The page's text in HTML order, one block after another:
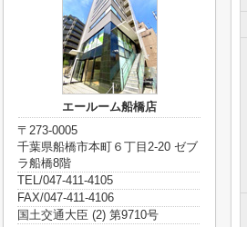
エールーム船橋店
〒273-0005
千葉県船橋市本町６丁目2-20 ゼブ
ラ船橋8階
TEL/047-411-4105
FAX/047-411-4106
国土交通大臣 (2) 第9710号